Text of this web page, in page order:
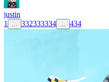
justin
1
332333334 434